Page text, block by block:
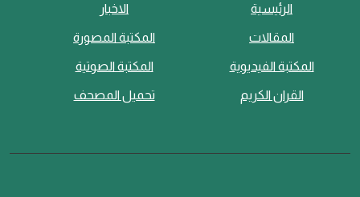
الرئيسية الاخبار
المقالات المكتبة المصورة
المكتبة الفيديوية المكتبة الصوتية
القران الكريم تحميل المصحف